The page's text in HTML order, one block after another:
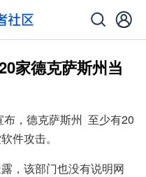
家德克萨斯州当
，德克萨斯州  至少有20
件攻击。
，该部门也没有说明网